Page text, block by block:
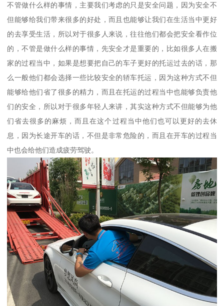
不管做什么样的事情，主要我们考虑的只是安全问题，因为安全不
但能够给我们带来很多的好处，而且也能够让我们在生活当中更好
的去享受生活，所以对于很多人来说，往往他们都会把安全看作位
的，不管是做什么样的事情，先安全才是重要的，比如很多人在搬
家的过程当中，如果是想要把自己的车子更好的托运过去的话，那
么一般他们都会选择一些比较安全的轿车托运，因为这种方式不但
能够给他们省了很多的精力，而且在托运的过程当中也能够负责他
们的安全，所以对于很多年轻人来讲，其实这种方式不但能够为他
们省去很多的麻烦，而且在这个过程当中他们也可以更好的去休
息，因为长途开车的话，不但是非常危险的，而且在开车的过程当
中也会给他们造成疲劳驾驶。